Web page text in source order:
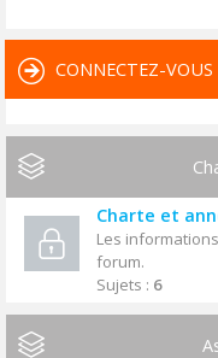
CONNECTEZ-
Charte et
Les
forum.
Sujets : 6